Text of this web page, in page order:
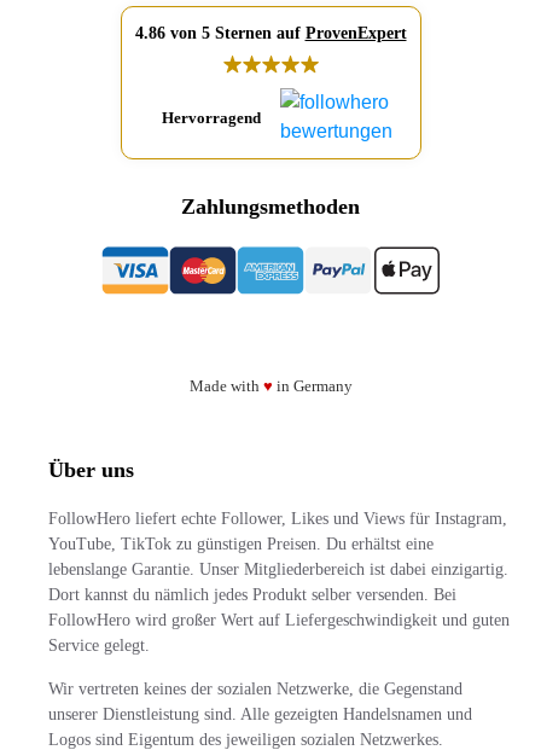
4.86 von 5 Sternen auf ProvenExpert
Hervorragend
Zahlungsmethoden
Made with ♥ in Germany
Über uns
FollowHero liefert echte Follower, Likes und Views für Instagram,
YouTube, TikTok zu günstigen Preisen. Du erhältst eine
lebenslange Garantie. Unser Mitgliederbereich ist dabei einzigartig.
Dort kannst du nämlich jedes Produkt selber versenden. Bei
FollowHero wird großer Wert auf Liefergeschwindigkeit und guten
Service gelegt.
Wir vertreten keines der sozialen Netzwerke, die Gegenstand
unserer Dienstleistung sind. Alle gezeigten Handelsnamen und
Logos sind Eigentum des jeweiligen sozialen Netzwerkes.